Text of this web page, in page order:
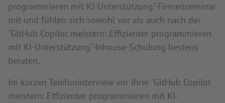
programmieren mit KI-Unterstützung"-Firmenseminar
mit und fühlen sich sowohl vor als auch nach der
"GitHub Copilot meistern: Effizienter programmieren
mit KI-Unterstützung"-Inhouse-Schulung bestens
beraten.
Im kurzen Telefoninterview vor Ihrer "GitHub Copilot
meistern: Effizienter programmieren mit KI-